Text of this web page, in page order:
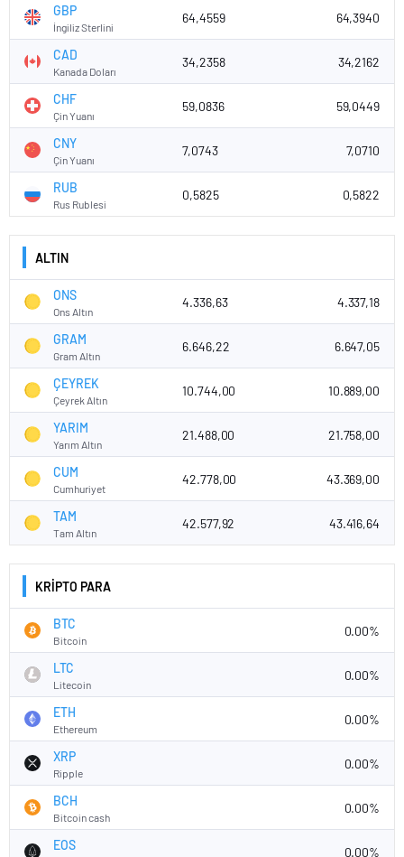
GBP
İngiliz Sterlini
64,4559 64,3940
CAD
Kanada Doları
34,2358 34,2162
CHF
Çin Yuanı
59,0836 59,0449
CNY
Çin Yuanı
7,0743 7,0710
RUB
Rus Rublesi
0,5825 0,5822
ALTIN
ONS
Ons Altın
4.336,63 4.337,18
GRAM
Gram Altın
6.646,22 6.647,05
ÇEYREK
Çeyrek Altın
10.744,00 10.889,00
YARIM
Yarım Altın
21.488,00 21.758,00
CUM
Cumhuriyet
42.778,00 43.369,00
TAM
Tam Altın
42.577,92 43.416,64
KRİPTO PARA
BTC
Bitcoin
0.00%
LTC
Litecoin
0.00%
ETH
Ethereum
0.00%
XRP
Ripple
0.00%
BCH
Bitcoin cash
0.00%
EOS 0.00%